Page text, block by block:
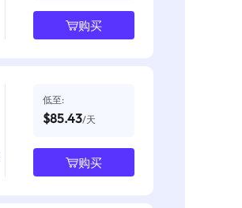
购买
低至:
$85.43/天
购买